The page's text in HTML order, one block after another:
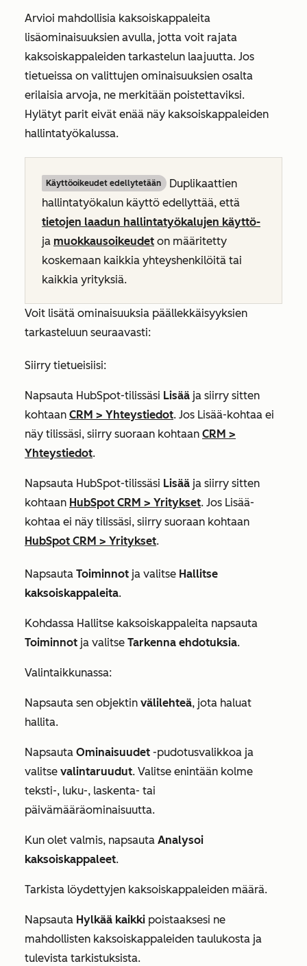
Arvioi mahdollisia kaksoiskappaleita
lisäominaisuuksien avulla, jotta voit rajata
kaksoiskappaleiden tarkastelun laajuutta. Jos
tietueissa on valittujen ominaisuuksien osalta
erilaisia arvoja, ne merkitään poistettaviksi.
Hylätyt parit eivät enää näy kaksoiskappaleiden
hallintatyökalussa.
Käyttöoikeudet edellytetään
Duplikaattien
hallintatyökalun käyttö edellyttää, että
tietojen laadun hallintatyökalujen käyttö-
ja muokkausoikeudet on määritetty
koskemaan kaikkia yhteyshenkilöitä tai
kaikkia yrityksiä.
Voit lisätä ominaisuuksia päällekkäisyyksien
tarkasteluun seuraavasti:
Siirry tietueisiisi:
Napsauta HubSpot-tilissäsi Lisää ja siirry sitten
kohtaan CRM > Yhteystiedot. Jos Lisää-kohtaa ei
näy tilissäsi, siirry suoraan kohtaan CRM >
Yhteystiedot.
Napsauta HubSpot-tilissäsi Lisää ja siirry sitten
kohtaan HubSpot CRM > Yritykset. Jos Lisää-
kohtaa ei näy tilissäsi, siirry suoraan kohtaan
HubSpot CRM > Yritykset.
Napsauta Toiminnot ja valitse Hallitse
kaksoiskappaleita.
Kohdassa Hallitse kaksoiskappaleita napsauta
Toiminnot ja valitse Tarkenna ehdotuksia.
Valintaikkunassa:
Napsauta sen objektin välilehteä, jota haluat
hallita.
Napsauta Ominaisuudet -pudotusvalikkoa ja
valitse valintaruudut. Valitse enintään kolme
teksti-, luku-, laskenta- tai
päivämääräominaisuutta.
Kun olet valmis, napsauta Analysoi
kaksoiskappaleet.
Tarkista löydettyjen kaksoiskappaleiden määrä.
Napsauta Hylkää kaikki poistaaksesi ne
mahdollisten kaksoiskappaleiden taulukosta ja
tulevista tarkistuksista.